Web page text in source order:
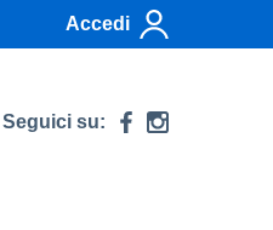
Accedi
Seguici su: